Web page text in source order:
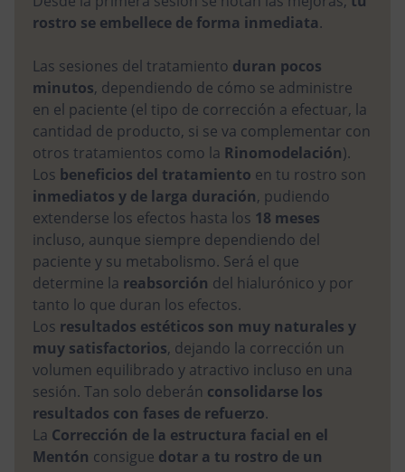
rostro se embellece de forma inmediata.
Las sesiones del tratamiento duran pocos
minutos, dependiendo de cómo se administre
en el paciente (el tipo de corrección a efectuar, la
cantidad de producto, si se va complementar con
otros tratamientos como la Rinomodelación).
Los beneficios del tratamiento en tu rostro son
inmediatos y de larga duración, pudiendo
extenderse los efectos hasta los 18 meses
incluso, aunque siempre dependiendo del
paciente y su metabolismo. Será el que
determine la reabsorción del hialurónico y por
tanto lo que duran los efectos.
Los resultados estéticos son muy naturales y
muy satisfactorios, dejando la corrección un
volumen equilibrado y atractivo incluso en una
sesión. Tan solo deberán consolidarse los
resultados con fases de refuerzo.
La Corrección de la estructura facial en el
Mentón consigue dotar a tu rostro de un